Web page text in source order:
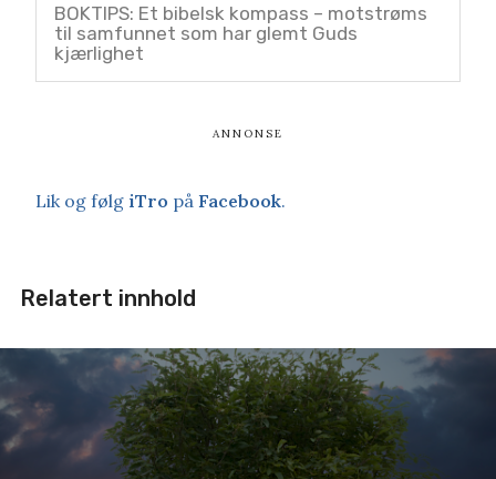
BOKTIPS: Et bibelsk kompass – motstrøms
til samfunnet som har glemt Guds
kjærlighet
Lik og følg iTro på Facebook.
Relatert innhold